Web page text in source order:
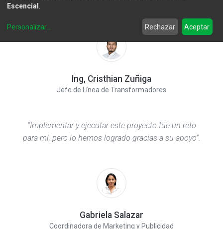
Ing, Cristhian Zuñiga
Jefe de Línea de Transformadores
"Implementar y ejecutar este proyecto fue un reto
para mí, pero lo hemos logrado gracias a su apoyo".
Gabriela Salazar
Coordinadora de Marketing y Publicidad
Escencial .
Personalizar... Rechazar Aceptar